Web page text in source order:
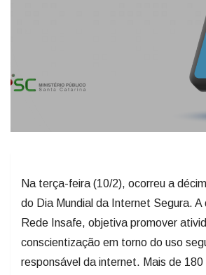
Na terça-feira (10/2), ocorreu a
do Dia Mundial da Internet Segura.
Rede Insafe, objetiva promover
conscientização em torno do uso
responsável da internet. Mais de